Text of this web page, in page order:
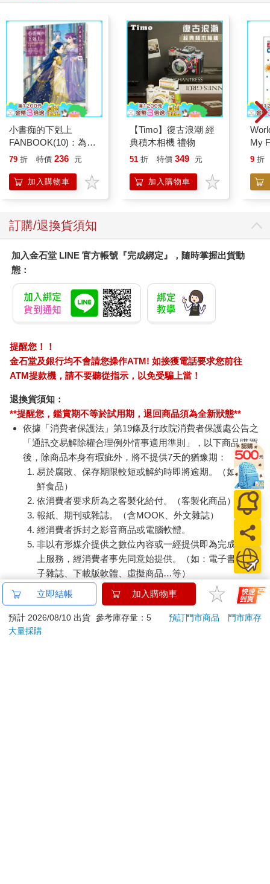
免繳進口關稅。但海關裁定番茄是蔬菜，必須繳納關稅。最高法
院依多數決認定，番茄「通常在晚餐時加入或搭配湯、魚、肉
食，因此是主餐的一部分，而非像水果那般通常作為點心食
用。」因此，番茄是蔬菜，進口商必須繳稅。
最主要的區別：風味 為什麼我們通常都把蔬菜當成配菜來料
理，卻把果實當成餐飲的高潮精華？烹飪用果實有一項不同於蔬
菜的重要特性：這類食用果實是少數幾種我們天生就該食用的東
西。許多植物在設計果實時都會迎合動物的感官，如此一來，動
物才會取食，幫它們把果實裡的種子帶往他方。這類果實是自然
界的無酒精飲料和糖果，以亮麗色彩包裝得耀眼眩目，還在幾百
萬年的天擇作用中通過市場測試。它們通常含有高糖分，以滿足
所有動物與生俱來對甜味的共通愛好。果實散發出特有的複雜香
氣，這有可能牽涉到好幾百種不同化學物質，遠超過其他天然原
誘人。相對而言，我們視為蔬菜的植物性食品則一點都不柔軟，
有些味道非常清淡（四季豆和馬鈴薯），有些則太過濃烈（洋蔥
果實和蔬菜的字彙本身便反映出這些差別。Vegetable（蔬菜）的
拉丁字根vegere 是個動詞，意思是賦予精神、帶來生機；而
fruit（果實）的拉丁字根則為fructus，意思是滿足、愉悅、滿意和
樂趣。果實天生具有美妙滋味，能迎合我們天生的生物愛好，而
蔬菜則刺激我們去發現、創造出比享用果實還更微妙、更多樣化
植物中的抗氧化物 在所有生物中，承受最高氧化壓力的，莫過
於綠色植物行光合作用的葉片。葉片採收陽光中能量充沛的粒
子，將水分子分解成氫原子和氧原子，好用來製造糖分。因此，
葉片和植物其他暴露在外的部位，全都充滿抗氧化分子來對付這
種高能反應，以免重要的DNA和蛋白質受損。植物性抗氧化物中
的「類胡蘿蔔素」則囊括了橙色的β- 胡蘿蔔素、黃色的葉黃素和
玉米黃素，以及為番茄染上色彩的紅色茄紅素。綠色的葉綠素本
身就是種抗氧化物，維生素C、E 也是。此外還有幾千種酚類化合
物，都由6 碳原子環構成。酚類物質在植物生命中扮演好幾種角
色，從形成色素到抵抗微生物，再到吸引、驅退動物等。所有蔬
果和穀物或許都含有至少幾類酚化合物；顏色越深、味道越強
烈，便越可能含有大量酚類抗氧化物。
植物的顏色
植物的色素是對生命的禮讚！森林、田野的不同青翠色澤，花果
綻現紫、黃、紅等色彩，流露出活力、復甦和純粹的感官喜悅。
有些色素的作用是吸引我們的目光，有些則會變成我們雙眼的一
部分（見頁271box）。許多色素經證實有益於我們的健康。廚師
要面對的挑戰是，如何保存這些出色分子的生命力和吸引力。
植物色素分為四大家族，在植物生命中分別發揮不同功能，並在
廚房中展現不同特性。所有色素都是大分子，能吸收特定波長的
光線，然後反射出某些光譜波長供我們的眼睛感應，因此色素會
小書痴的下剋上
FANBOOK(10)：為了
成為圖書管理員不擇手
79 折 特價 236 元
加入購物車
【Timo】復古浪潮 經
典積木相機 禮物
51 折 特價 349 元
加入購物車
My
9 折
訂購/退換貨須知
加入金石堂 LINE 官方帳號『完成綁定』，隨時掌握出貨動
態：
提醒您！！
金石堂及銀行均不會請您操作ATM! 如接獲電話要求您前往
ATM提款機，請不要聽從指示，以免受騙上當！
退換貨須知：
**提醒您，鑑賞期不等於試用期，退回商品須為全新狀態**
依據「消費者保護法」第19條及行政院消費者保護處公告之
「通訊交易解除權合理例外情事適用準則」，以下商品購買
後，除商品本身有瑕疵外，將不提供7天的猶豫期：
易於腐敗、保存期限較短或解約時即將逾期。（如：生
鮮食品）
依消費者要求所為之客製化給付。（客製化商品）
報紙、期刊或雜誌。（含MOOK、外文雜誌）
經消費者拆封之影音商品或電腦軟體。
非以有形媒介提供之數位內容或一經提供即為完成之線
上服務，經消費者事先同意始提供。（如：電子書、電
子雜誌、下載版軟體、虛擬商品…等）
已拆封之個人衛生用品。（如：內衣褲、刮鬍刀、除毛
若非上列種類商品，均享有到貨7天的猶豫期（含例假
日）。
立即結帳 加入購物車
預計 2026/08/10 出貨 參考庫存量：5 預訂門市商品
門市庫存
大量採購